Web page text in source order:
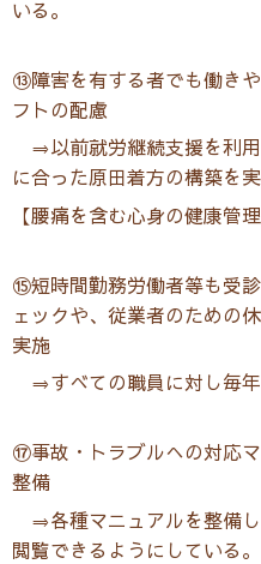
いる。
⑬障害を有する者でも働き
フトの配慮
⇒以前就労継続支援を利
に合った原田着方の構築を
【腰痛を含む心身の健康管理
⑮短時間勤務労働者等も受
ェックや、従業者のための
実施
⇒すべての職員に対し毎年
⑰事故・トラブルへの対応
整備
⇒各種マニュアルを整備
閲覧できるようにしている。